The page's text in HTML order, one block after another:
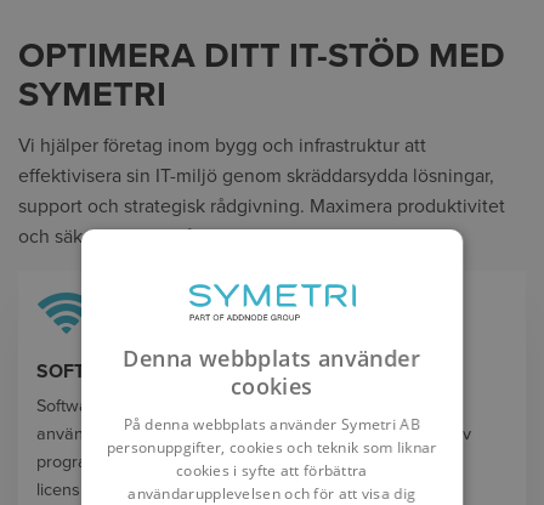
OPTIMERA DITT IT-STÖD MED
SYMETRI
Vi hjälper företag inom bygg och infrastruktur att
effektivisera sin IT-miljö genom skräddarsydda lösningar,
support och strategisk rådgivning. Maximera produktivitet
och säkerhet med vår expertis.
SOFTWARE ASSET MANAGEMENT
Software Asset Management (SAM) säkerställer laglig
användning, korrekt licenshantering och kostnadseffektiv
programvarudistribution. Genom att optimera
licensinvesteringar, säkerställa att regler följs och att
Denna webbplats använder
cookies
På denna webbplats använder Symetri AB
personuppgifter, cookies och teknik som liknar
cookies i syfte att förbättra
användarupplevelsen och för att visa dig